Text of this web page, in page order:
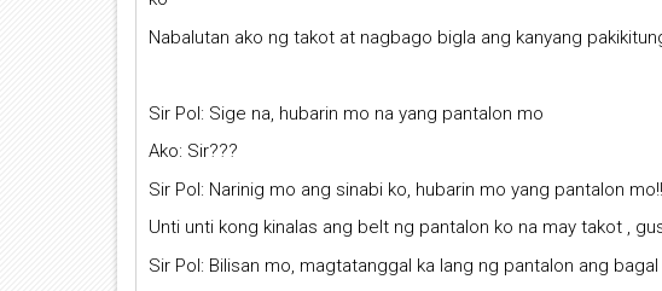
Nabalutan ako ng takot at nagbago bigla ang kanyang
Sir Pol: Sige na, hubarin mo na yang pantalon mo
Ako: Sir???
Sir Pol: Narinig mo ang sinabi ko, hubarin mo yang pantalon mo!!
Unti unti kong kinalas ang belt ng pantalon ko na may takot ,
Sir Pol: Bilisan mo, magtatanggal ka lang ng pantalon ang